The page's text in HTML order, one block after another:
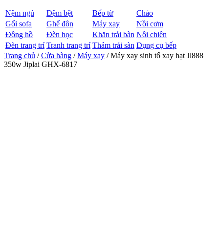
Nệm ngủ Đệm bệt Bếp từ
Chảo
Gối sofa
Ghế đôn Máy xay
Nồi cơm
Đồng hồ
Đèn học Khăn trải bàn Nồi chiên
Đèn trang trí Tranh trang trí Thảm trải sàn Dụng cụ bếp
Trang chủ /Cửa hàng /Máy xay / Máy xay sinh tố xay hạt Jl888
350w Jiplai GHX-6817